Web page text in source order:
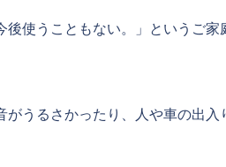
後使うこともない。」というご家
うるさかったり、人や車の出入